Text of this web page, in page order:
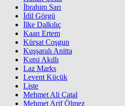
İbrahim Sarı
İdil Görgü
İlke Dalkılıç
Kaan Ertem
Kürşat Coşgun
Kuşşaralı Anitta
Kutsi Akıllı
Laz Marks
Levent Küçük
Liste
Mehmet Ali Çatal
Mehmet Arif Ölmez